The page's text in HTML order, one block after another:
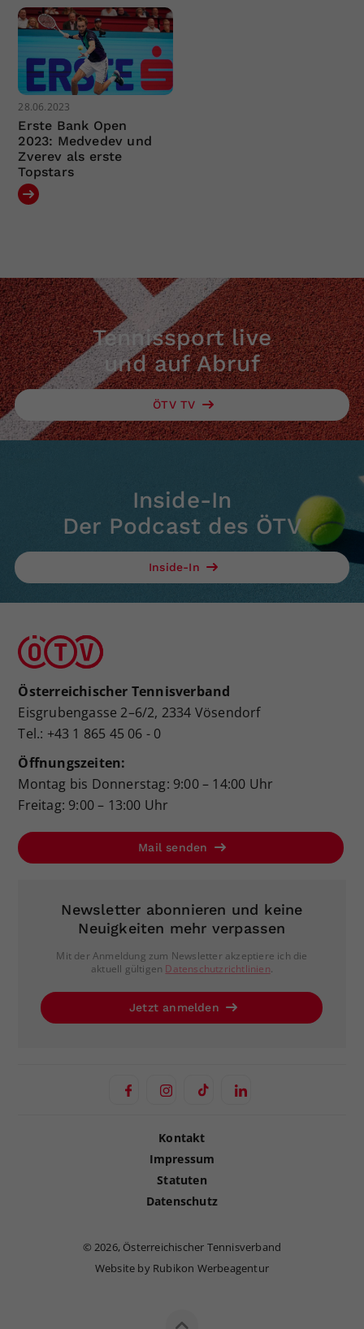
28.06.2023
Erste Bank Open
2023: Medvedev und
Zverev als erste
Topstars
Tennissport live
und auf Abruf
ÖTV TV
Inside-In
Der Podcast des ÖTV
Inside-In
Österreichischer Tennisverband
Eisgrubengasse 2–6/2, 2334 Vösendorf
Tel.: +43 1 865 45 06 - 0
Öffnungszeiten:
Montag bis Donnerstag: 9:00 – 14:00 Uhr
Freitag: 9:00 – 13:00 Uhr
Mail senden
Newsletter abonnieren und keine
Neuigkeiten mehr verpassen
Mit der Anmeldung zum Newsletter akzeptiere ich die
aktuell gültigen Datenschutzrichtlinien.
Jetzt anmelden
Kontakt
Impressum
Statuten
Datenschutz
©2026, Österreichischer Tennisverband
Website by Rubikon Werbeagentur